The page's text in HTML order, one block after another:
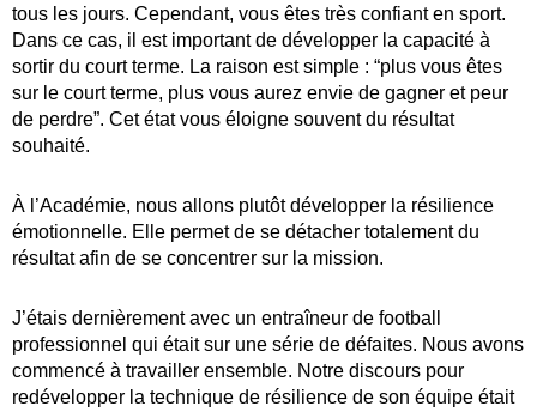
tous les jours. Cependant, vous êtes très confiant en sport.
Dans ce cas, il est important de développer la capacité à
sortir du court terme. La raison est simple : “plus vous êtes
sur le court terme, plus vous aurez envie de gagner et peur
de perdre”. Cet état vous éloigne souvent du résultat
souhaité.
À l’Académie, nous allons plutôt développer la résilience
émotionnelle. Elle permet de se détacher totalement du
résultat afin de se concentrer sur la mission.
J’étais dernièrement avec un entraîneur de football
professionnel qui était sur une série de défaites. Nous avons
commencé à travailler ensemble. Notre discours pour
redévelopper la technique de résilience de son équipe était